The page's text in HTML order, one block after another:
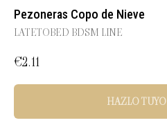
Pezoneras Copo de Nieve
LATETOBED BDSM LINE
€2.11
HAZLO TUYO